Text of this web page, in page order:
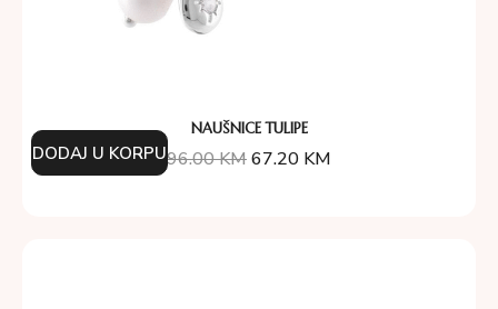
NAUŠNICE TULIPE
96.00KM67.20 KM
DODAJ U KORPU